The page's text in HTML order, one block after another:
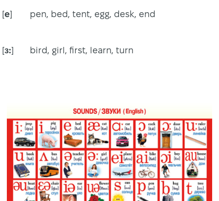
[e] pen, bed, tent, egg, desk, end
[ɜ:] bird, girl, first, learn, turn